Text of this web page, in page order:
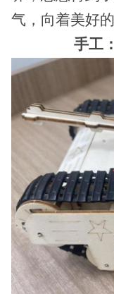
气，向着美好
手工